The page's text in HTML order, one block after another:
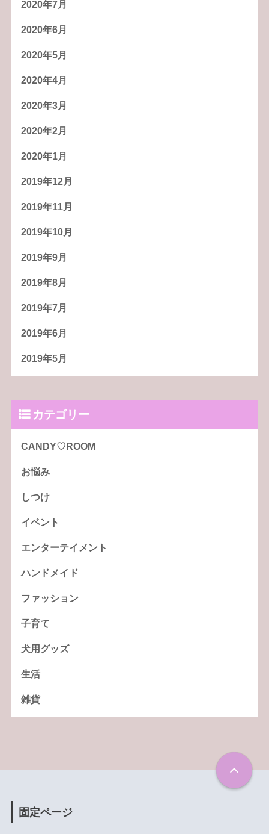
2020年7月
2020年6月
2020年5月
2020年4月
2020年3月
2020年2月
2020年1月
2019年12月
2019年11月
2019年10月
2019年9月
2019年8月
2019年7月
2019年6月
2019年5月
カテゴリー
CANDY♡ROOM
お悩み
しつけ
イベント
エンターテイメント
ハンドメイド
ファッション
子育て
犬用グッズ
生活
雑貨
固定ページ